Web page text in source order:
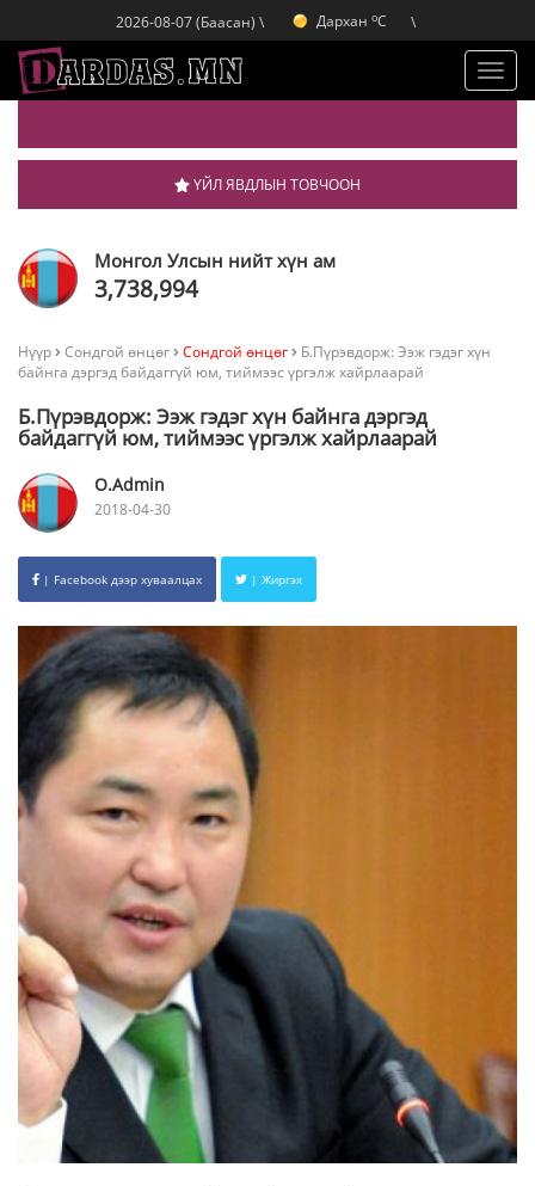
2026-08-07 (Баасан) \ Дархан oC
Эрдэнэт C
\
ҮЙЛ ЯВДЛЫН ТОВЧООН
Монгол Улсын нийт хүн ам
3,738,994
Нүүр Сондгой өнцөг Сондгой өнцөг
Б.Пүрэвдорж: Ээж гэдэг хүн
байнга дэргэд байдаггүй юм, тиймээс үргэлж хайрлаарай
Б.Пүрэвдорж: Ээж гэдэг хүн байнга дэргэд
байдаггүй юм, тиймээс үргэлж хайрлаарай
O.Admin
2018-04-30
| Facebook дээр хуваалцах | Жиргэх